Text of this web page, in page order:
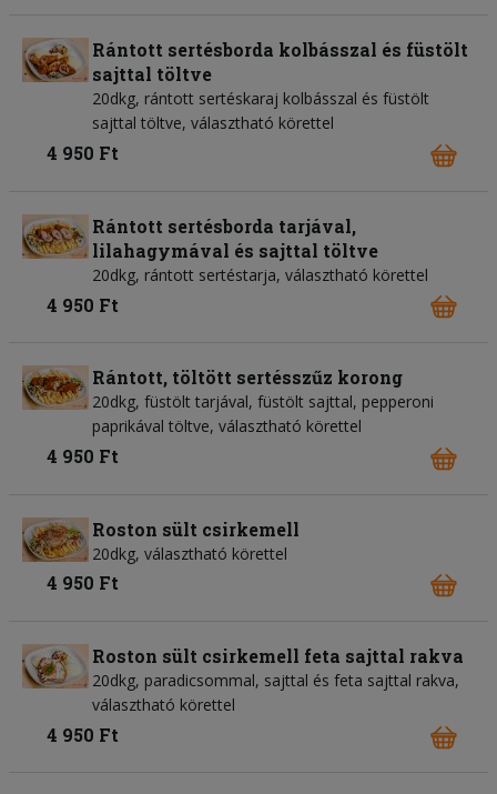
Rántott sertésborda kolbásszal és füstölt
sajttal töltve
20dkg, rántott sertéskaraj kolbásszal és füstölt
sajttal töltve, választható körettel
4 950 Ft
Rántott sertésborda tarjával,
lilahagymával és sajttal töltve
20dkg, rántott sertéstarja, választható körettel
4 950 Ft
Rántott, töltött sertésszűz korong
20dkg, füstölt tarjával, füstölt sajttal, pepperoni
paprikával töltve, választható körettel
4 950 Ft
Roston sült csirkemell
20dkg, választható körettel
4 950 Ft
Roston sült csirkemell feta sajttal rakva
20dkg, paradicsommal, sajttal és feta sajttal rakva,
választható körettel
4 950 Ft